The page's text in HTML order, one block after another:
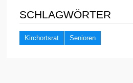
SCHLAGWÖRTER
Kirchortsrat Senioren